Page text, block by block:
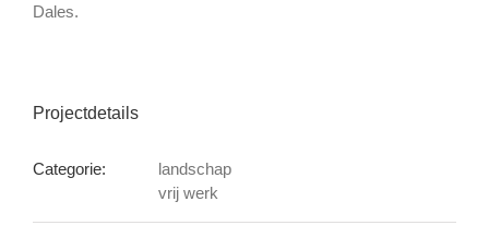
Dales.
Projectdetails
Categorie:
landschap
vrij werk